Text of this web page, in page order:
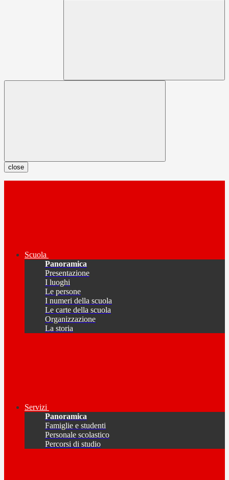
close
Scuola
Panoramica
Presentazione
I luoghi
Le persone
I numeri della scuola
Le carte della scuola
Organizzazione
La storia
Servizi
Panoramica
Famiglie e studenti
Personale scolastico
Percorsi di studio